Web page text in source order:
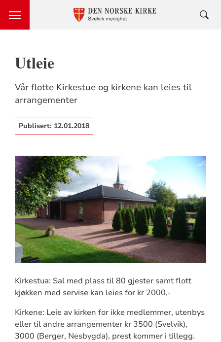
Utleie
Vår flotte Kirkestue og kirkene kan leies til
arrangementer
Publisert: 12.01.2018
Kirkestua: Sal med plass til 80 gjester samt flott
kjøkken med servise kan leies for kr 2000,-
Kirkene: Leie av kirken for ikke medlemmer, utenbys
eller til andre arrangementer kr 3500 (Svelvik),
3000 (Berger, Nesbygda), prest kommer i tillegg.